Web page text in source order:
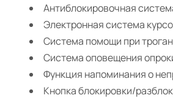
Антиблокировочная
Электронная система
Система помощи при
Система оповещения
Функция напоминания о
Кнопка блокировки/